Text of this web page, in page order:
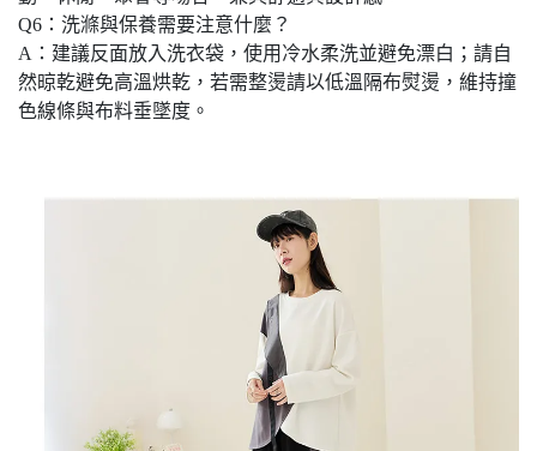
Q6：洗滌與保養需要注意什麼？
A：建議反面放入洗衣袋，使用冷水柔洗並避免漂白；請自
然晾乾避免高溫烘乾，若需整燙請以低溫隔布熨燙，維持撞
色線條與布料垂墜度。